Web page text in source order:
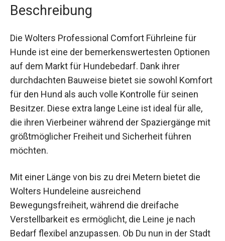
Beschreibung
Die Wolters Professional Comfort Führleine für
Hunde ist eine der bemerkenswertesten Optionen
auf dem Markt für Hundebedarf. Dank ihrer
durchdachten Bauweise bietet sie sowohl Komfort
für den Hund als auch volle Kontrolle für seinen
Besitzer. Diese extra lange Leine ist ideal für alle,
die ihren Vierbeiner während der Spaziergänge mit
größtmöglicher Freiheit und Sicherheit führen
möchten.
Mit einer Länge von bis zu drei Metern bietet die
Wolters Hundeleine ausreichend
Bewegungsfreiheit, während die dreifache
Verstellbarkeit es ermöglicht, die Leine je nach
Bedarf flexibel anzupassen. Ob Du nun in der Stadt